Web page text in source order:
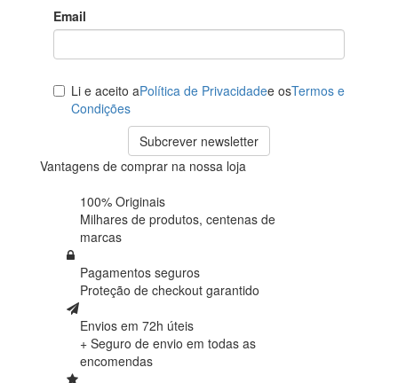
Email
Li e aceito aPolítica de Privacidadee osTermos e
Condições
Subcrever newsletter
Vantagens de comprar na nossa loja
100% Originais
Milhares de produtos, centenas de
marcas
Pagamentos seguros
Proteção de checkout garantido
Envios em 72h úteis
+ Seguro de envio em todas as
encomendas